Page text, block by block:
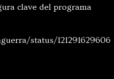
clave del programa
status/121291629606